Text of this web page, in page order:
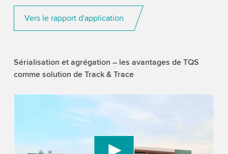
Vers le rapport d'application
Sérialisation et agrégation – les avantages de TQS
comme solution de Track & Trace
We need your consent to load the YouTube
We use a third party service to embed video
content that may collect data about your activity.